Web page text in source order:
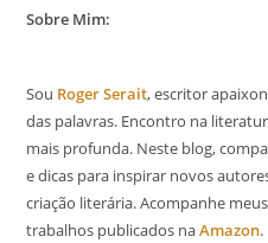
Sobre Mim:
Sou Roger Serait, escritor
das palavras. Encontro na
mais profunda. Neste blog,
e dicas para inspirar novos
criação literária. Acompanhe
trabalhos publicados naAmazon.